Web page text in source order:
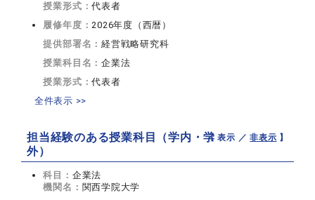
授業形式：代表者
履修年度：2026年度（西暦）
提供部署名：経営戦略研究科
授業科目名：企業法
授業形式：代表者
全件表示 >>
担当経験のある授業科目（学内・学
外）
【 表示 ／非表示 】
科目： 企業法
機関名： 関西学院大学